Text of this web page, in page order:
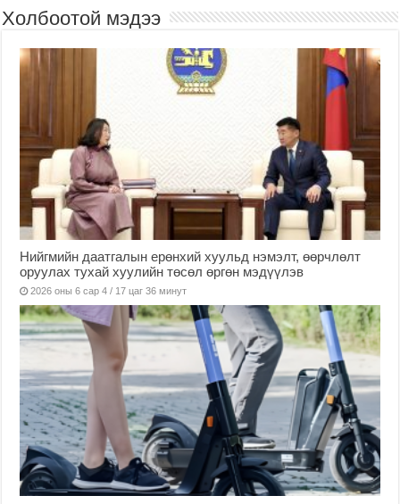
Холбоотой мэдээ
Нийгмийн даатгалын ерөнхий хуульд нэмэлт, өөрчлөлт
оруулах тухай хуулийн төсөл өргөн мэдүүлэв
2026 оны 6 сар 4 / 17 цаг 36 минут